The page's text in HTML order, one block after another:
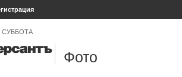
СУББОТА
Фото